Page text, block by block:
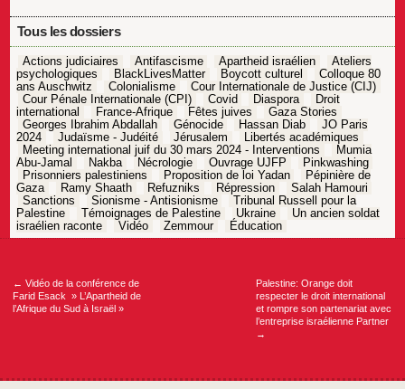
Tous les dossiers
Actions judiciaires Antifascisme Apartheid israélien
Ateliers
psychologiques
BlackLivesMatter Boycott culturel
Colloque 80
ans Auschwitz
Colonialisme
Cour Internationale de Justice (CIJ)
Cour Pénale Internationale (CPI)
Covid Diaspora
Droit
international
France-Afrique Fêtes juives
Gaza Stories
Georges Ibrahim Abdallah
Génocide Hassan Diab
JO Paris
2024
Judaïsme - Judéité Jérusalem
Libertés académiques
Meeting international juif du 30 mars 2024 - Interventions
Mumia
Abu-Jamal
Nakba Nécrologie Ouvrage UJFP
Pinkwashing
Prisonniers palestiniens
Proposition de loi Yadan
Pépinière de
Gaza
Ramy Shaath Refuzniks Répression
Salah Hamouri
Sanctions
Sionisme - Antisionisme
Tribunal Russell pour la
Palestine
Témoignages de Palestine Ukraine
Un ancien soldat
israélien raconte
Vidéo Zemmour Éducation
Navigation
← Vidéo de la conférence de
Farid Esack » L’Apartheid de
l’Afrique du Sud à Israël »
Palestine: Orange doit
respecter le droit international
et rompre son partenariat avec
l’entreprise israélienne Partner
→